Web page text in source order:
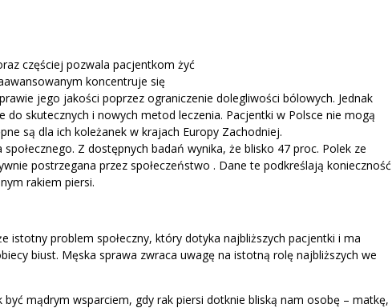
częściej pozwala pacjentkom żyć
koncentruje się
jego jakości poprzez ograniczenie dolegliwości bólowych. Jednak
skutecznych i nowych metod leczenia. Pacjentki w Polsce nie mogą
są dla ich koleżanek w krajach Europy Zachodniej.
Z dostępnych badań wynika, że blisko 47 proc. Polek ze
postrzegana przez społeczeństwo . Dane te podkreślają konieczność
rakiem piersi.
problem społeczny, który dotyka najbliższych pacjentki i ma
biust. Męska sprawa zwraca uwagę na istotną rolę najbliższych we
mądrym wsparciem, gdy rak piersi dotknie bliską nam osobę – matkę,